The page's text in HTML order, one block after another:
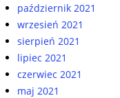
październik 2021
wrzesień 2021
sierpień 2021
lipiec 2021
czerwiec 2021
maj 2021